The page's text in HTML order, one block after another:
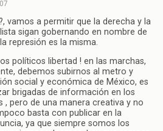
vamos a permitir que la derecha y la
sigan gobernando en nombre de
represión es la misma.
políticos libertad ! en las marchas,
debemos subirnos al metro y
social y económica de México, es
brigadas de información en los
, pero de una manera creativa y no
basta con publicar en la
ya que siempre somos los